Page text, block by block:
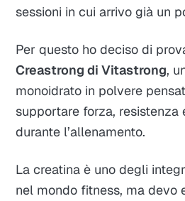
sessioni in cui arrivo già un
Per questo ho deciso di
Creastrong di Vitastrong,
monoidrato in polvere
supportare forza, resistenza
durante l’allenamento.
La creatina è uno degli
nel mondo fitness, ma devo